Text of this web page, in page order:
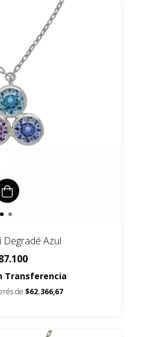
Degradé Azul
Transferencia
de $62.366,67